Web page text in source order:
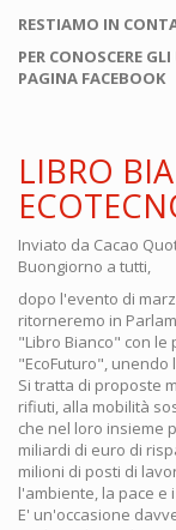
RESTIAMO IN
PER CONOSCERE
PAGINA FACEBOOK
LIBRO
Inviato da Cacao
Buongiorno a tutti,
dopo l'evento di
ritorneremo in
"Libro Bianco" con le
"EcoFuturo",
Si tratta di proposte
rifiuti, alla mobilità
che nel loro insieme
miliardi di euro di
milioni di posti di
l'ambiente, la pace e
E' un'occasione